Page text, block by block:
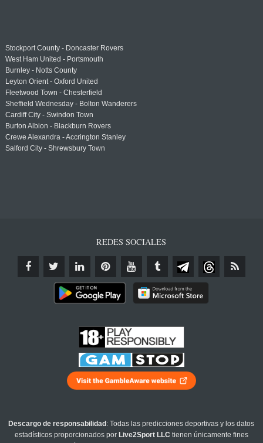
Stockport County - Doncaster Rovers
West Ham United - Portsmouth
Burnley - Notts County
Leyton Orient - Oxford United
Fleetwood Town - Chesterfield
Sheffield Wednesday - Bolton Wanderers
Cardiff City - Swindon Town
Burton Albion - Blackburn Rovers
Crewe Alexandra - Accrington Stanley
Salford City - Shrewsbury Town
REDES SOCIALES
Descargo de responsabilidad : Todas las predicciones deportivas y los datos
estadísticos proporcionados por Live2Sport LLC tienen únicamente fines